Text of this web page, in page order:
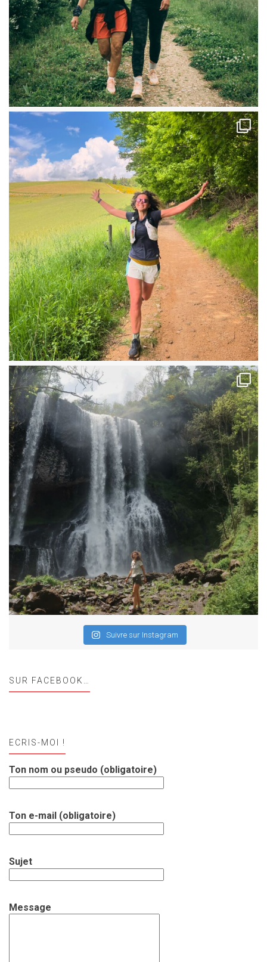
Suivre sur Instagram
SUR FACEBOOK…
ECRIS-MOI !
Ton nom ou pseudo (obligatoire)
Ton e-mail (obligatoire)
Sujet
Message